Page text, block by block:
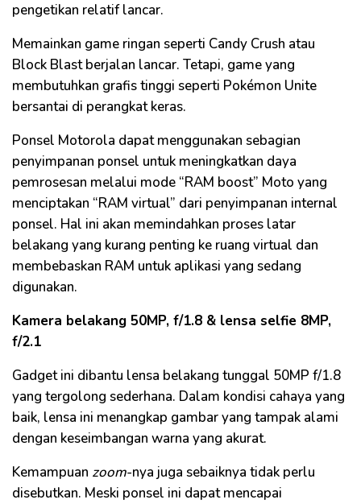
pengetikan relatif lancar.
Memainkan game ringan seperti Candy Crush atau
Block Blast berjalan lancar. Tetapi, game yang
membutuhkan grafis tinggi seperti Pokémon Unite
bersantai di perangkat keras.
Ponsel Motorola dapat menggunakan sebagian
penyimpanan ponsel untuk meningkatkan daya
pemrosesan melalui mode “RAM boost” Moto yang
menciptakan “RAM virtual” dari penyimpanan internal
ponsel. Hal ini akan memindahkan proses latar
belakang yang kurang penting ke ruang virtual dan
membebaskan RAM untuk aplikasi yang sedang
digunakan.
Kamera belakang 50MP, f/1.8 & lensa selfie 8MP,
f/2.1
Gadget ini dibantu lensa belakang tunggal 50MP f/1.8
yang tergolong sederhana. Dalam kondisi cahaya yang
baik, lensa ini menangkap gambar yang tampak alami
dengan keseimbangan warna yang akurat.
Kemampuan zoom-nya juga sebaiknya tidak perlu
disebutkan. Meski ponsel ini dapat mencapai